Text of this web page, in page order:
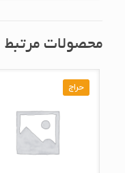
محصولات مرتبط
حراج